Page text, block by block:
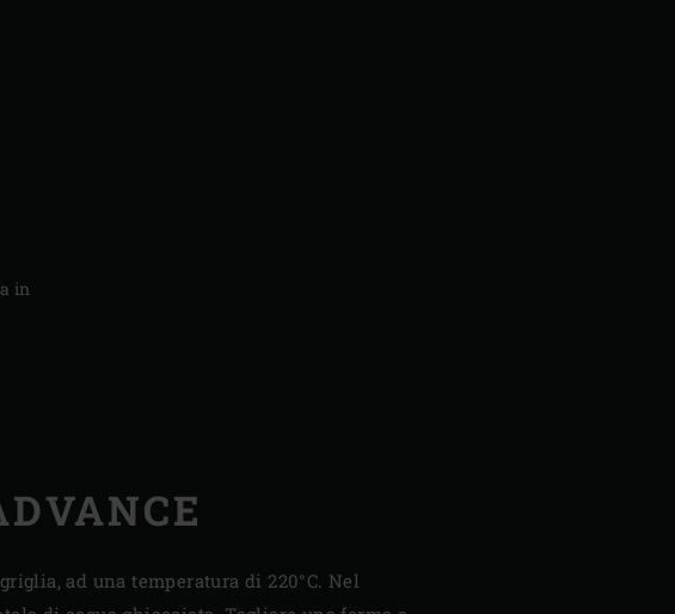
in
ad una temperatura di 220°C. Nel